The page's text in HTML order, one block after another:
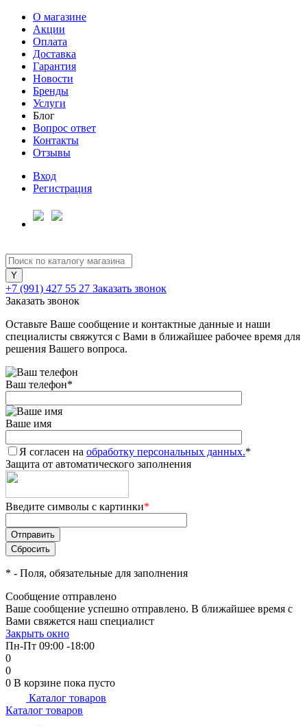
О магазине
Акции
Оплата
Доставка
Гарантия
Новости
Бренды
Услуги
Блог
Вопрос ответ
Контакты
Отзывы
Вход
Регистрация
+7 (991) 427 55 27 Заказать звонок
Заказать звонок
Оставьте Ваше сообщение и контактные данные и наши
специалисты свяжутся с Вами в ближайшее рабочее время для
решения Вашего вопроса.
Ваш телефон*
Ваше имя
Я согласен на обработку персональных данных.*
Защита от автоматического заполнения
Введите символы с картинки*
* - Поля, обязательные для заполнения
Сообщение отправлено
Ваше сообщение успешно отправлено. В ближайшее время с
Вами свяжется наш специалист
Закрыть окно
Пн-Пт 09:00 -18:00
0
0
0 В корзине пока пусто
Каталог товаров
Каталог товаров